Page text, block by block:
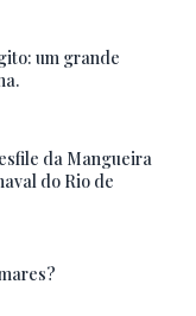
um grande
da Mangueira
do Rio de